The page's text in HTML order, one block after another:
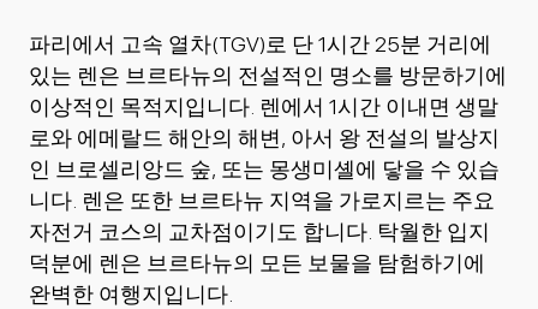
파리에서 고속 열차(TGV)로 단 1시간 25분 거리에
있는 렌은 브르타뉴의 전설적인 명소를 방문하기에
이상적인 목적지입니다. 렌에서 1시간 이내면 생말
로와 에메랄드 해안의 해변, 아서 왕 전설의 발상지
인 브로셀리앙드 숲, 또는 몽생미셸에 닿을 수 있습
니다. 렌은 또한 브르타뉴 지역을 가로지르는 주요
자전거 코스의 교차점이기도 합니다. 탁월한 입지
덕분에 렌은 브르타뉴의 모든 보물을 탐험하기에
완벽한 여행지입니다.